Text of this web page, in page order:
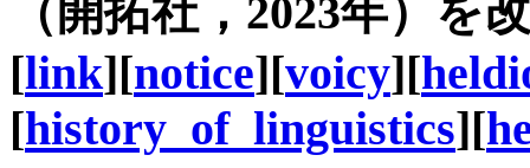
（開拓社，2023年）を
[link][notice][voicy][
[history_of_linguistics][